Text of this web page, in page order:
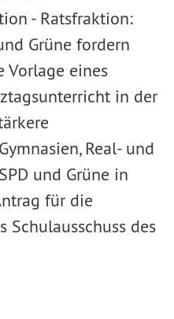
- Ratsfraktion:
Grüne fordern
Vorlage eines
in der
Real- und
und Grüne in
für die
Schulausschuss des